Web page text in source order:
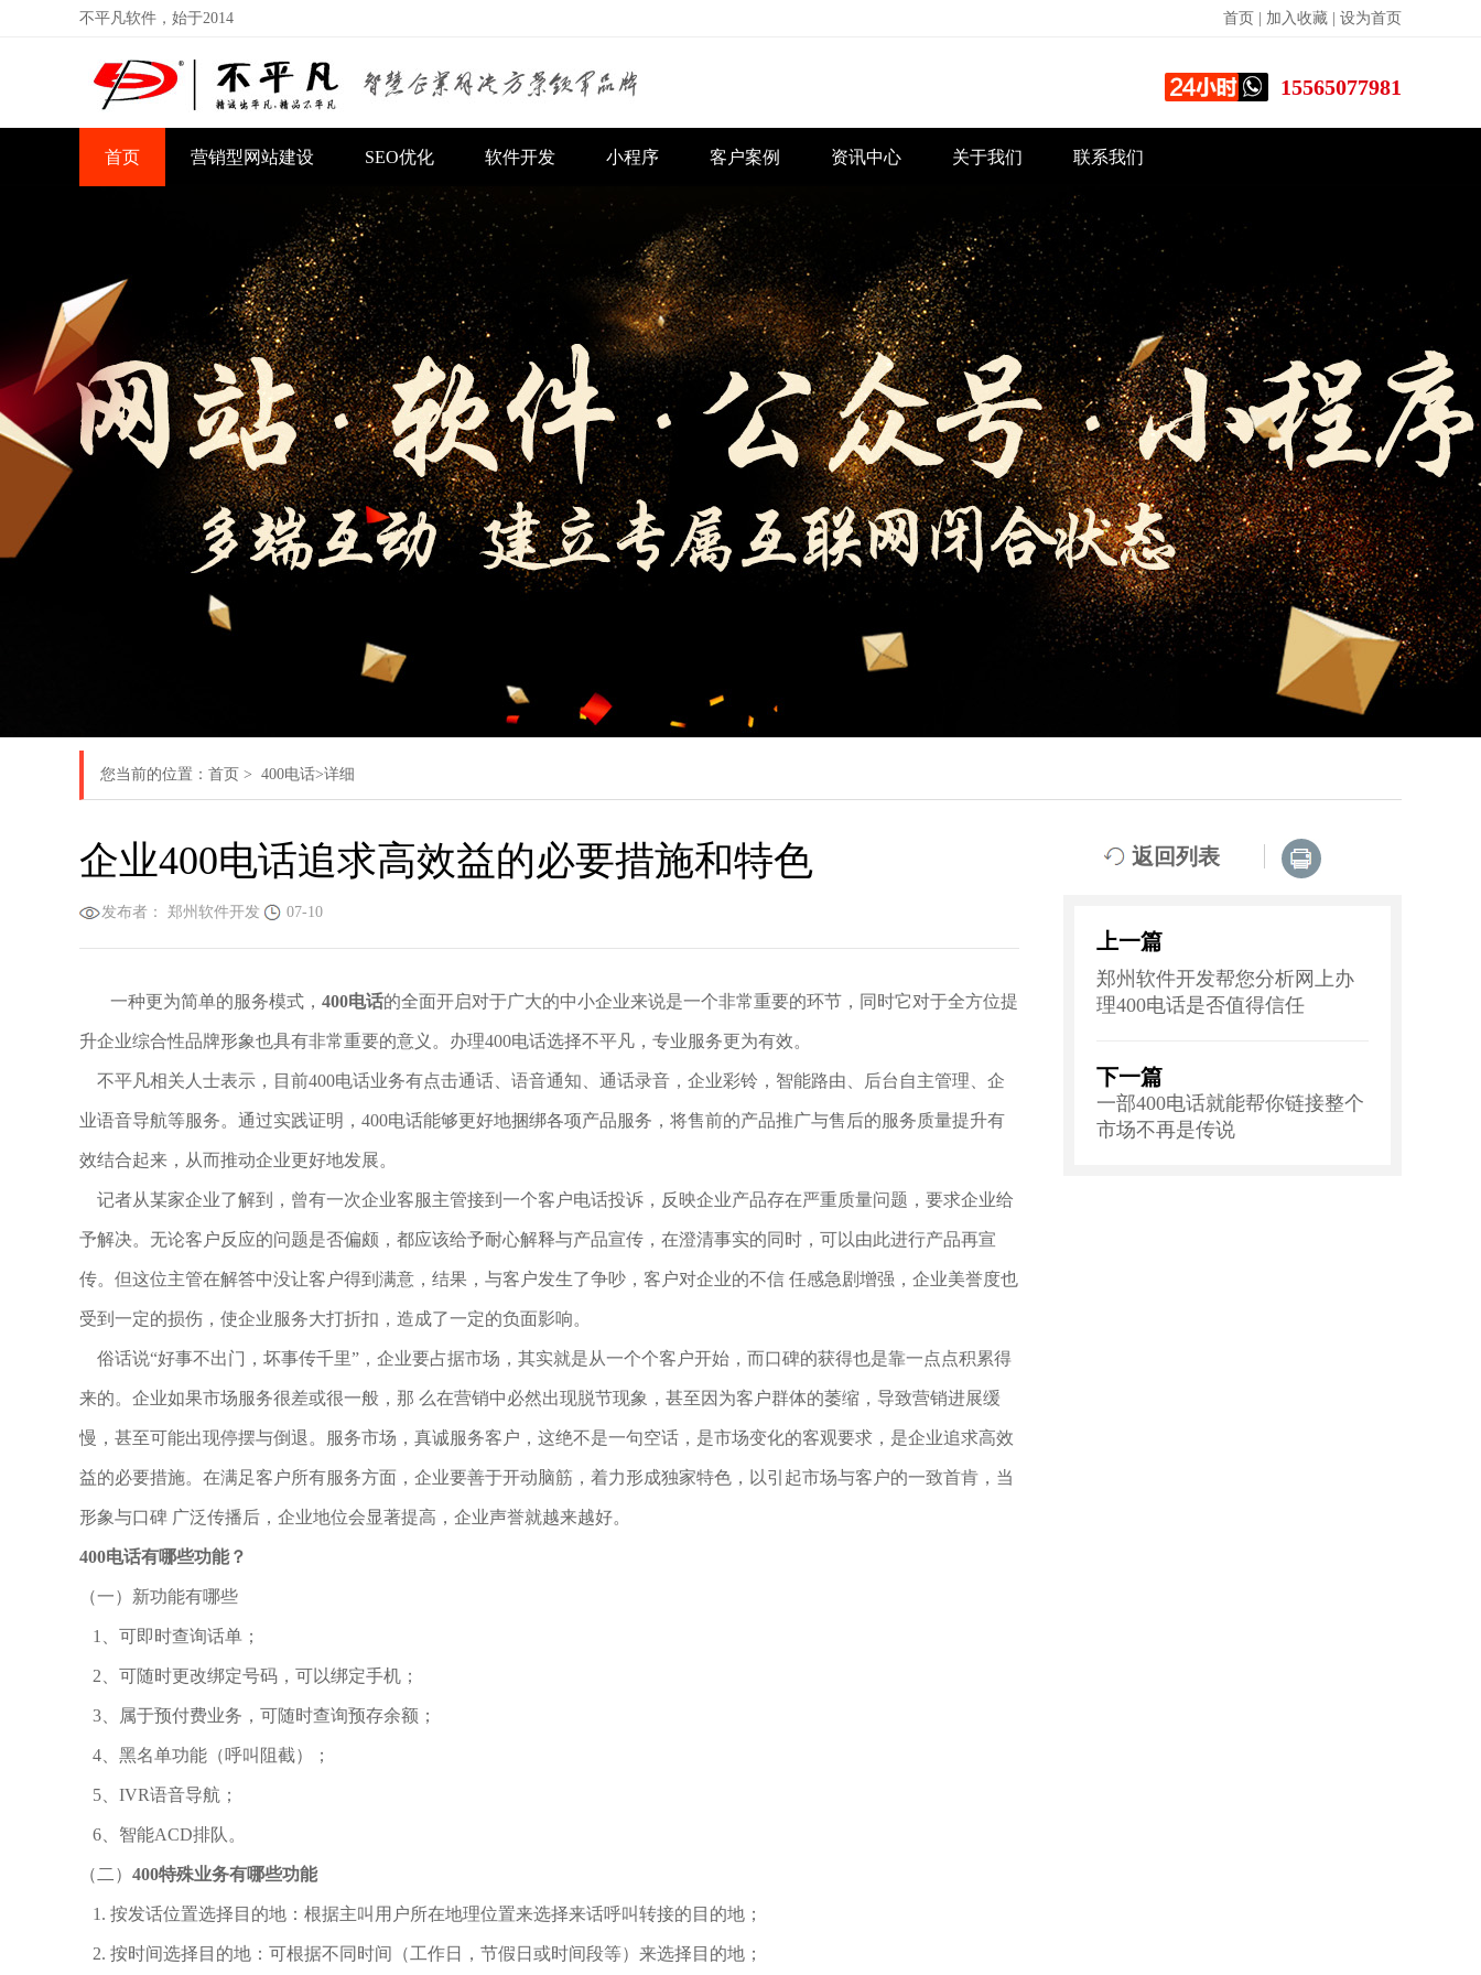
不平凡软件，始于2014 首页 加入收藏 设为首页
15565077981
首页 营销型网站建设 SEO优化 软件开发 小程序 客户案例 资讯中心 关于我们 联系我们
您当前的位置： 首页 > 400电话>详细
企业400电话追求高效益的必要措施和特色
发布者： 郑州软件开发 07-10
一种更为简单的服务模式， 400电话的全面开启对于广大的中小企业来说是一个非常重要的环节，同时它对于全方位提
升企业综合性品牌形象也具有非常重要的意义。办理400电话选择不平凡，专业服务更为有效。
不平凡相关人士表示，目前400电话业务有点击通话、语音通知、通话录音，企业彩铃，智能路由、后台自主管理、企
业语音导航等服务。通过实践证明， 400电话能够更好地捆绑各项产品服务，将售前的产品推广与售后的服务质量提升有
效结合起来，从而推动企业更好地发展。
记者从某家企业了解到，曾有一次企业客服主管接到一个客户电话投诉，反映企业产品存在严重质量问题，要求企业给
予解决。无论客户反应的问题是否偏颇，都应该给予耐心解释与产品宣传，在澄清事实的同时，可以由此进行产品再宣
传。但这位主管在解答中没让客户得到满意，结果，与客户发生了争吵，客户对企业的不信 任感急剧增强，企业美誉度也
受到一定的损伤，使企业服务大打折扣，造成了一定的负面影响。
俗话说“好事不出门，坏事传千里” ，企业要占据市场，其实就是从一个个客户开始，而口碑的获得也是靠一点点积累得
来的。企业如果市场服务很差或很一般，那 么在营销中必然出现脱节现象，甚至因为客户群体的萎缩，导致营销进展缓
慢，甚至可能出现停摆与倒退。服务市场，真诚服务客户，这绝不是一句空话，是市场变化的客观要求，是企业追求高效
益的必要措施。在满足客户所有服务方面，企业要善于开动脑筋，着力形成独家特色，以引起市场与客户的一致首肯，当
形象与口碑 广泛传播后，企业地位会显著提高，企业声誉就越来越好。
400电话有哪些功能？
（一）新功能有哪些
1 、可即时查询话单；
2 、可随时更改绑定号码，可以绑定手机；
3 、属于预付费业务，可随时查询预存余额；
4 、黑名单功能（呼叫阻截）；
5 IVR语音导航；
6 、智能ACD排队。
（二） 400特殊业务有哪些功能
1. 按发话位置选择目的地：根据主叫用户所在地理位置来选择来话呼叫转接的目的地；
2. 按时间选择目的地：可根据不同时间（工作日，节假日或时间段等）来选择目的地；
返回列表
上一篇
郑州软件开发帮您分析网上办
理400电话是否值得信任
下一篇
一部400电话就能帮你链接整个
市场不再是传说